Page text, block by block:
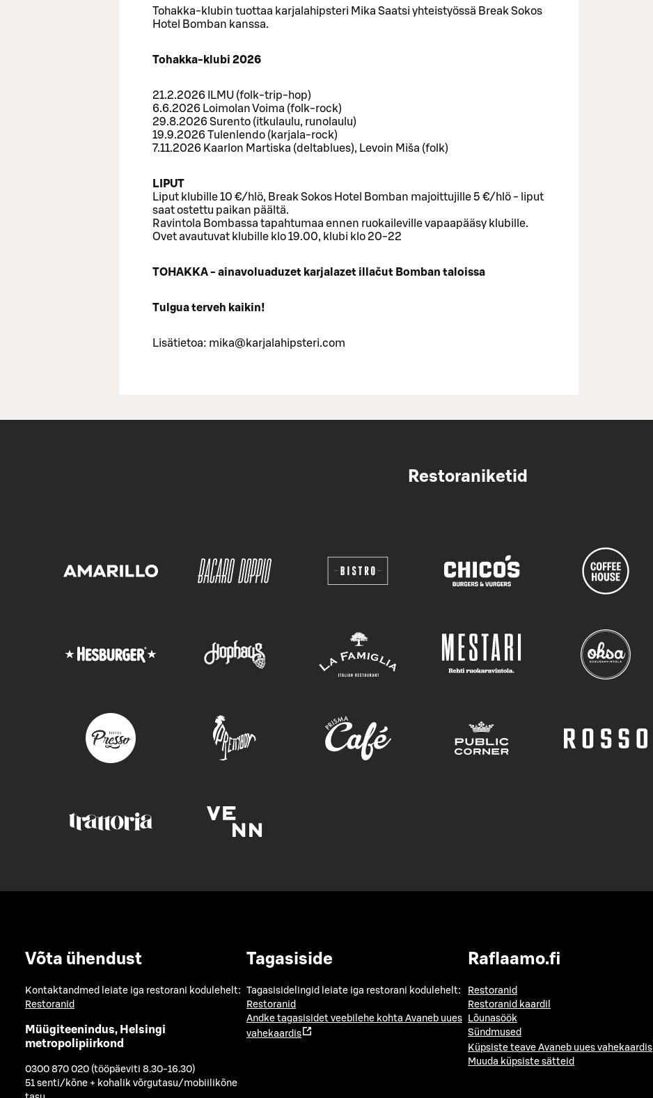
Tohakka-klubin tuottaa karjalahipsteri Mika Saatsi yhteistyössä Break Sokos
Hotel Bomban kanssa.
Tohakka-klubi 2026
21.2.2026 ILMU (folk-trip-hop)
6.6.2026 Loimolan Voima (folk-rock)
29.8.2026 Surento (itkulaulu, runolaulu)
19.9.2026 Tulenlendo (karjala-rock)
7.11.2026 Kaarlon Martiska (deltablues), Levoin Miša (folk)
LIPUT
Liput klubille 10 €/hlö, Break Sokos Hotel Bomban majoittujille 5 €/hlö - liput
saat ostettu paikan päältä.
Ravintola Bombassa tapahtumaa ennen ruokaileville vapaapääsy klubille.
Ovet avautuvat klubille klo 19.00, klubi klo 20-22
TOHAKKA - ainavoluaduzet karjalazet illačut Bomban taloissa
Tulgua terveh kaikin!
Lisätietoa: mika@karjalahipsteri.com
Restoraniketid
Võta ühendust
Kontaktandmed leiate iga restorani kodulehelt:
Restoranid
Müügiteenindus, Helsingi
metropolipiirkond
0300 870 020 (tööpäeviti 8.30-16.30)
51 senti/kõne + kohalik võrgutasu/mobiilikõne
Tagasiside
Tagasisidelingid leiate iga restorani kodulehelt:
Restoranid
Andke tagasisidet veebilehe kohta Avaneb uues
vahekaardis
Raflaamo.fi
Restoranid
Restoranid kaardil
Lõunasöök
Sündmused
Küpsiste teave Avaneb uues vahekaardis
Muuda küpsiste sätteid